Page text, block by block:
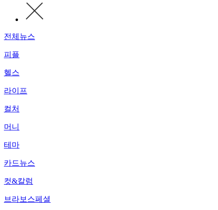
전체뉴스
피플
헬스
라이프
컬처
머니
테마
카드뉴스
컷&칼럼
브라보스페셜